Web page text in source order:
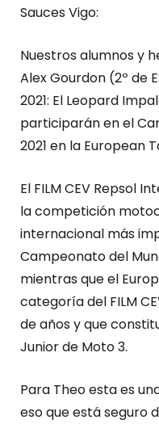
Sauces Vigo:
Nuestros alumnos y
Alex Gourdon (2º de
2021: El Leopard
participarán en el
2021 en la European
El FILM CEV Repsol
la competición
internacional más
Campeonato del
mientras que el
categoría del FILM
de años y que
Junior de Moto 3.
Para Theo esta es
eso que está seguro